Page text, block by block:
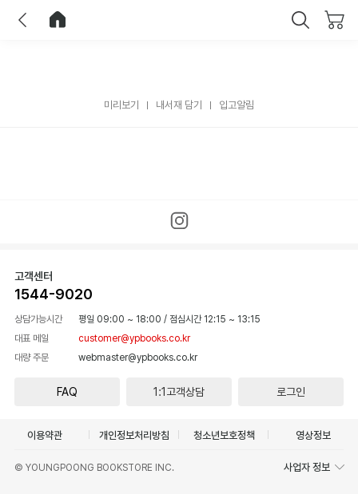
미리보기 내서재 담기 입고알림
고객센터
1544-9020
상담가능시간 평일 09:00 ~ 18:00 / 점심시간 12:15 ~ 13:15
대표 메일
customer@ypbooks.co.kr
대량 주문
webmaster@ypbooks.co.kr
FAQ 1:1고객상담 로그인
이용약관 개인정보처리방침 청소년보호정책 영상정보
© YOUNGPOONG BOOKSTORE INC. 사업자 정보